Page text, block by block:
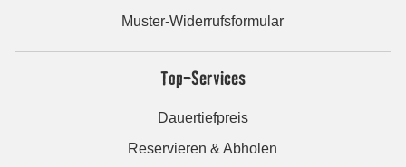
Muster-Widerrufsformular
Top-Services
Dauertiefpreis
Reservieren & Abholen